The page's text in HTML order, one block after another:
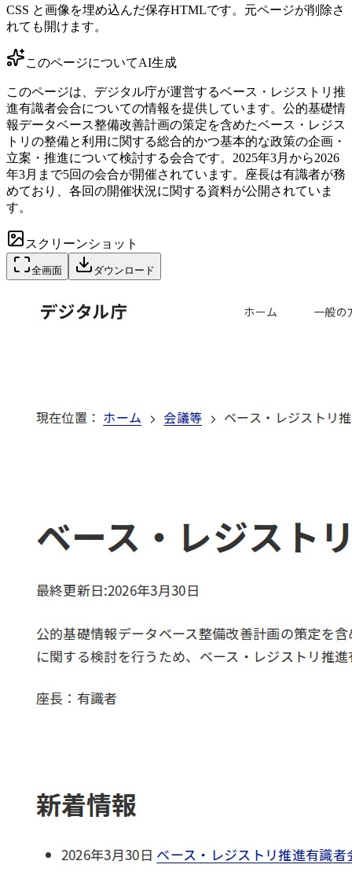
CSS と画像を埋め込んだ保存HTMLです。元ページが削除さ
れても開けます。
このページについてAI生成
このページは、デジタル庁が運営するベース・レジストリ推
進有識者会合についての情報を提供しています。公的基礎情
報データベース整備改善計画の策定を含めたベース・レジス
トリの整備と利用に関する総合的かつ基本的な政策の企画・
立案・推進について検討する会合です。2025年3月から2026
年3月まで5回の会合が開催されています。座長は有識者が務
めており、各回の開催状況に関する資料が公開されていま
す。
スクリーンショット
全画面 ダウンロード